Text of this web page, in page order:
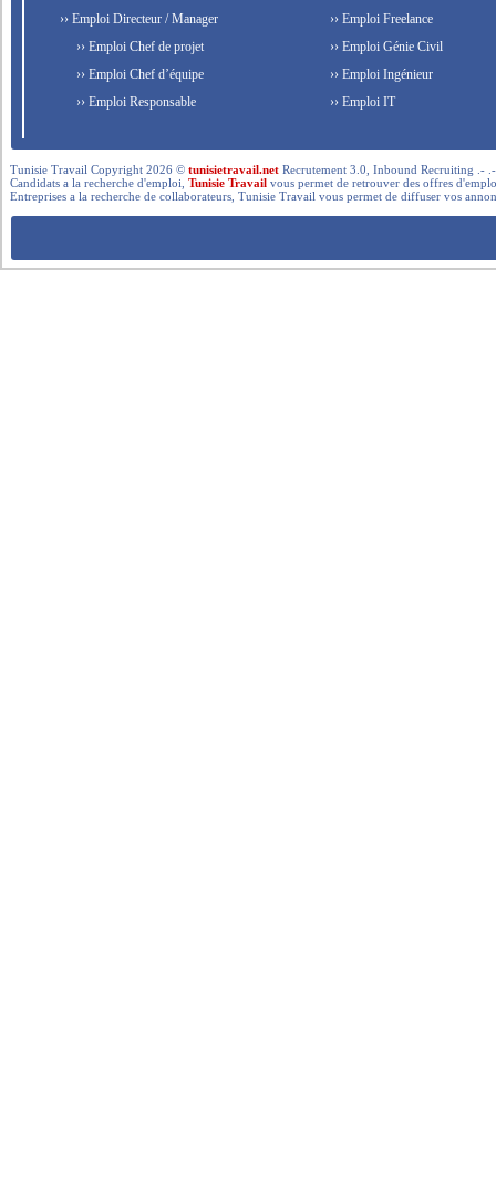
›› Emploi Directeur / Manager
›› Emploi Chef de projet
›› Emploi Chef d’équipe
›› Emploi Responsable
›› Emploi Freelance
›› Emploi Génie Civil
›› Emploi Ingénieur
›› Emploi IT
Tunisie Travail Copyright 2026 ©tunisietravail.net Recrutement 3.0, Inbound Recruiting .-
Candidats a la recherche d'emploi,Tunisie Travail vous permet de retrouver des offres
Entreprises a la recherche de collaborateurs, Tunisie Travail vous permet de diffuser vos